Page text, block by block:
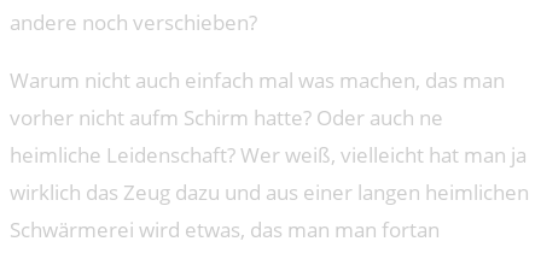
andere noch verschieben?
Warum nicht auch einfach mal was machen, das man
vorher nicht aufm Schirm hatte? Oder auch ne
heimliche Leidenschaft? Wer weiß, vielleicht hat man ja
wirklich das Zeug dazu und aus einer langen heimlichen
Schwärmerei wird etwas, das man man fortan